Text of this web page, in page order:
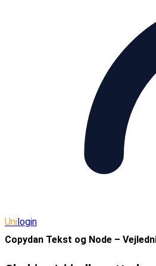
Uni login
Copydan Tekst og Node –